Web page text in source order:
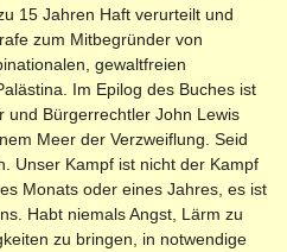
15 Jahren Haft verurteilt und
zum Mitbegründer von
gewaltfreien
Im Epilog des Buches ist
und Bürgerrechtler John Lewis
Meer der Verzweiflung. Seid
Unser Kampf ist nicht der Kampf
Monats oder eines Jahres, es ist
Habt niemals Angst, Lärm zu
zu bringen, in notwendige